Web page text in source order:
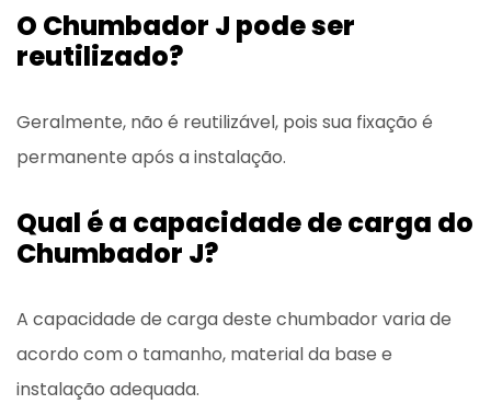
O Chumbador J pode ser
reutilizado?
Geralmente, não é reutilizável, pois sua fixação é
permanente após a instalação.
Qual é a capacidade de carga do
Chumbador J?
A capacidade de carga deste chumbador varia de
acordo com o tamanho, material da base e
instalação adequada.